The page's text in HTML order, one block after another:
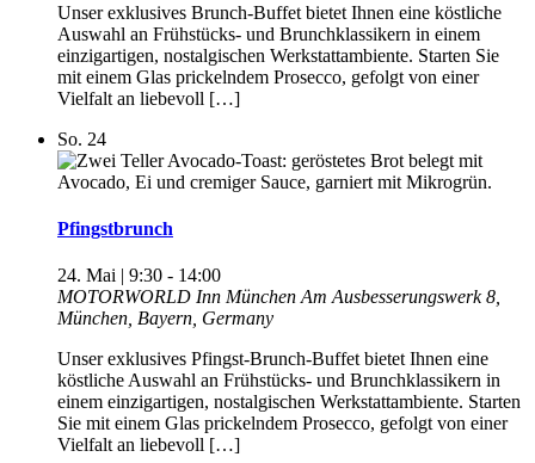
Unser exklusives Brunch-Buffet bietet Ihnen eine köstliche
Auswahl an Frühstücks- und Brunchklassikern in einem
einzigartigen, nostalgischen Werkstattambiente. Starten Sie
mit einem Glas prickelndem Prosecco, gefolgt von einer
Vielfalt an liebevoll […]
So. 24
Pfingstbrunch
24. Mai | 9:30 - 14:00
MOTORWORLD Inn München Am Ausbesserungswerk 8,
München, Bayern, Germany
Unser exklusives Pfingst-Brunch-Buffet bietet Ihnen eine
köstliche Auswahl an Frühstücks- und Brunchklassikern in
einem einzigartigen, nostalgischen Werkstattambiente. Starten
Sie mit einem Glas prickelndem Prosecco, gefolgt von einer
Vielfalt an liebevoll […]